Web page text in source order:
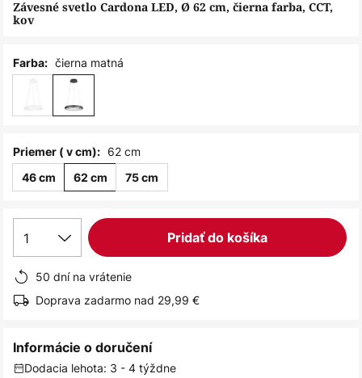
Závesné svetlo Cardona LED, Ø 62 cm, čierna farba, CCT,
kov
Farba: čierna matná
Priemer ( v cm): 62 cm
46 cm 62 cm 75 cm
1 Pridať do košíka
50 dní na vrátenie
Doprava zadarmo nad 29,99 €
Informácie o doručení
Dodacia lehota: 3 - 4 týždne